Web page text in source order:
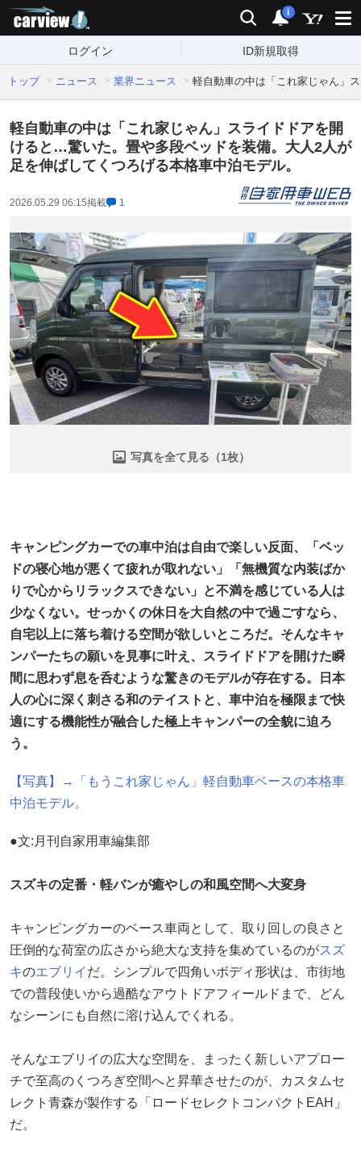
検索 通知
i
ログイン ID新規取得
トップ ニュース 業界ニュース 軽自動車の中は「これ家じゃん」
軽自動車の中は「これ家じゃん」スライドドアを開
けると…驚いた。畳や多段ベッドを装備。大人2人が
足を伸ばしてくつろげる本格車中泊モデル。
2026.05.29 06:15掲載 1
写真を全て見る（1枚）
キャンピングカーでの車中泊は自由で楽しい反面、「ベッ
ドの寝心地が悪くて疲れが取れない」「無機質な内装ばか
りで心からリラックスできない」と不満を感じている人は
少なくない。せっかくの休日を大自然の中で過ごすなら、
自宅以上に落ち着ける空間が欲しいところだ。そんなキャ
ンパーたちの願いを見事に叶え、スライドドアを開けた瞬
間に思わず息を呑むような驚きのモデルが存在する。日本
人の心に深く刺さる和のテイストと、車中泊を極限まで快
適にする機能性が融合した極上キャンパーの全貌に迫ろ
う。
【写真】→「もうこれ家じゃん」軽自動車ベースの本格車
中泊モデル。
●文:月刊自家用車編集部
スズキの定番・軽バンが癒やしの和風空間へ大変身
キャンピングカーのベース車両として、取り回しの良さと
圧倒的な荷室の広さから絶大な支持を集めているのがスズ
キのエブリイ だ。シンプルで四角いボディ形状は、市街地
での普段使いから過酷なアウトドアフィールドまで、どん
なシーンにも自然に溶け込んでくれる。
そんなエブリイの広大な空間を、まったく新しいアプロー
チで至高のくつろぎ空間へと昇華させたのが、カスタムセ
レクト青森が製作する「ロードセレクトコンパクトEAH」
だ。